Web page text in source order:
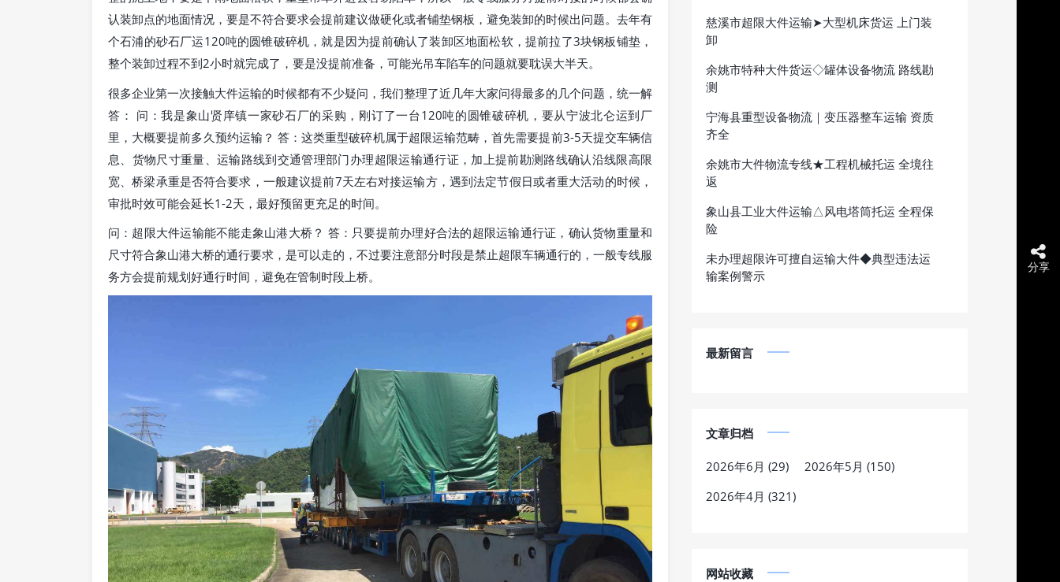
认装卸点的地面情况，要是不符合要求会提前建议做硬化或者铺垫钢板，避免装卸的时候出问题。去年有
个石浦的砂石厂运120吨的圆锥破碎机，就是因为提前确认了装卸区地面松软，提前拉了3块钢板铺垫，
整个装卸过程不到2小时就完成了，要是没提前准备，可能光吊车陷车的问题就要耽误大半天。
很多企业第一次接触大件运输的时候都有不少疑问，我们整理了近几年大家问得最多的几个问题，统一解
答： 问：我是象山贤庠镇一家砂石厂的采购，刚订了一台120吨的圆锥破碎机，要从宁波北仑运到厂
里，大概要提前多久预约运输？ 答：这类重型破碎机属于超限运输范畴，首先需要提前3-5天提交车辆信
息、货物尺寸重量、运输路线到交通管理部门办理超限运输通行证，加上提前勘测路线确认沿线限高限
宽、桥梁承重是否符合要求，一般建议提前7天左右对接运输方，遇到法定节假日或者重大活动的时候，
审批时效可能会延长1-2天，最好预留更充足的时间。
问：超限大件运输能不能走象山港大桥？ 答：只要提前办理好合法的超限运输通行证，确认货物重量和
尺寸符合象山港大桥的通行要求，是可以走的，不过要注意部分时段是禁止超限车辆通行的，一般专线服
务方会提前规划好通行时间，避免在管制时段上桥。
慈溪市超限大件运输➤大型机床货运 上门装
卸
余姚市特种大件货运◇罐体设备物流 路线勘
测
宁海县重型设备物流｜变压器整车运输 资质
齐全
余姚市大件物流专线★工程机械托运 全境往
返
象山县工业大件运输△风电塔筒托运 全程保
险
未办理超限许可擅自运输大件◆典型违法运
输案例警示
最新留言
文章归档
2026年6月 (29)
2026年5月 (150)
2026年4月 (321)
网站收藏
分享